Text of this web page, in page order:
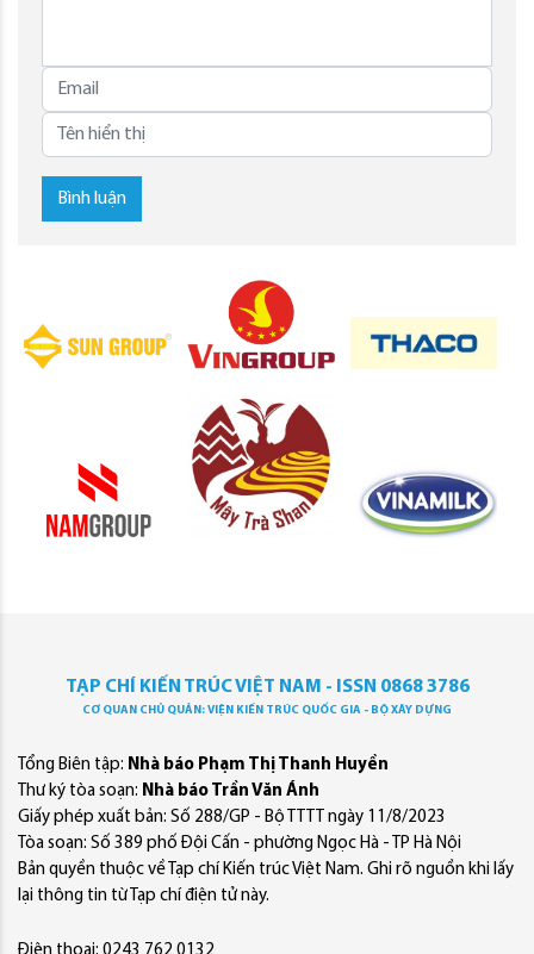
Bình luận
TẠP CHÍ KIẾN TRÚC VIỆT NAM - ISSN 0868 3786
CƠ QUAN CHỦ QUẢN: VIỆN KIẾN TRÚC QUỐC GIA - BỘ XÂY DỰNG
Tổng Biên tập: Nhà báo Phạm Thị Thanh Huyền
Thư ký tòa soạn: Nhà báo Trần Văn Ánh
Giấy phép xuất bản: Số 288/GP - Bộ TTTT ngày 11/8/2023
Tòa soạn: Số 389 phố Đội Cấn - phường Ngọc Hà - TP Hà Nội
Bản quyền thuộc về Tạp chí Kiến trúc Việt Nam. Ghi rõ nguồn khi lấy
lại thông tin từ Tạp chí điện tử này.